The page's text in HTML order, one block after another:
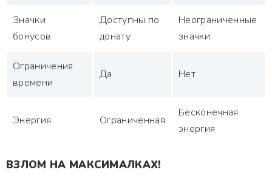
Значки
бонусов
Доступны по
донату
Неограниченные
значки
Ограничения
времени
Да Нет
Энергия Ограниченная
Бесконечная
энергия
ВЗЛОМ НА МАКСИМАЛКАХ!